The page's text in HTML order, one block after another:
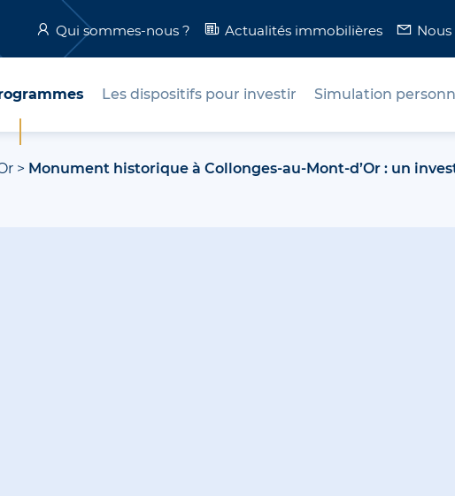
Qui sommes-nous ? Actualités immobilières
Les dispositifs pour investir Simulation
> Monument historique à Collonges-au-Mont-d’Or : un